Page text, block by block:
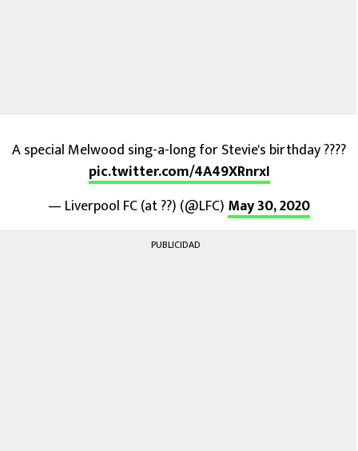
A special Melwood sing-a-long for Stevie's birthday ????
pic.twitter.com/4A49XRnrxI
— Liverpool FC (at ??) (@LFC) May 30, 2020
PUBLICIDAD